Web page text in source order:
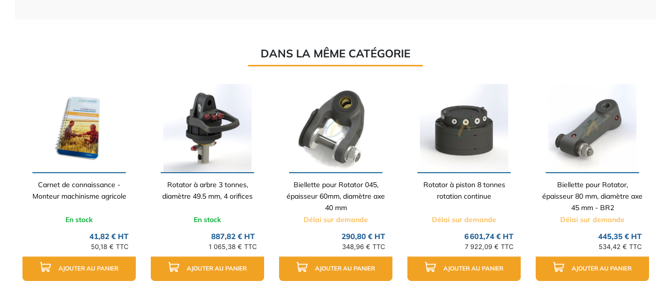
DANS LA MÊME CATÉGORIE
Carnet de connaissance -
Monteur machinisme agricole
En stock
41,82 € HT
50,18 € TTC
AJOUTER AU PANIER
Rotator à arbre 3 tonnes,
diamètre 49.5 mm, 4 orifices
En stock
887,82 € HT
1 065,38 € TTC
AJOUTER AU PANIER
Biellette pour Rotator 045,
épaisseur 60mm, diamètre axe
40 mm
Délai sur demande
290,80 € HT
348,96 € TTC
AJOUTER AU PANIER
Rotator à piston 8 tonnes
rotation continue
Délai sur demande
6 601,74 € HT
7 922,09 € TTC
AJOUTER AU PANIER
Biellette pour Rotator,
épaisseur 80 mm, diamètre axe
45 mm - BR2
Délai sur demande
445,35 € HT
534,42 € TTC
AJOUTER AU PANIER